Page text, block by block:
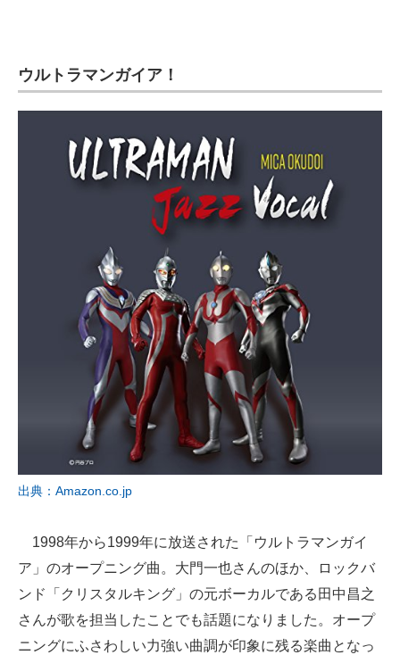
ウルトラマンガイア！
出典：Amazon.co.jp
1998年から1999年に放送された「ウルトラマンガイ
ア」のオープニング曲。大門一也さんのほか、ロックバ
ンド「クリスタルキング」の元ボーカルである田中昌之
さんが歌を担当したことでも話題になりました。オープ
ニングにふさわしい力強い曲調が印象に残る楽曲となっ